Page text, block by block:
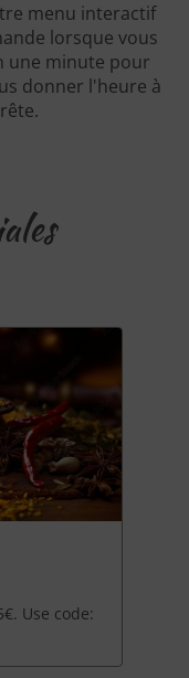
menu interactif
lorsque vous
une minute pour
donner l'heure à
Use code: